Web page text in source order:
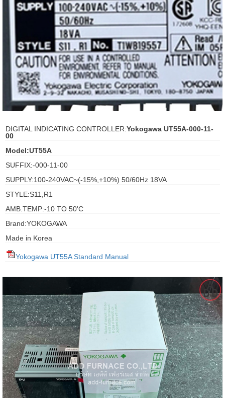
anello
schroder
Fiorentini
DIGITAL INDICATING CONTROLLER:Yokogawa UT55A-000-11-
00
Model:UT55A
SUFFIX:-000-11-00
SUPPLY:100-240VAC~(-15%,+10%) 50/60Hz 18VA
STYLE:S11,R1
AMB.TEMP:-10 TO 50'C
Brand:YOKOGAWA
Made in Korea
Yokogawa UT55A Standard Manual